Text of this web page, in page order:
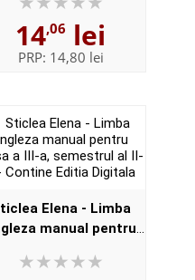
Digitala) - Sticlea
Elena
14,06 lei
PRP: 14,80 lei
Elena - Limba
manual pentru
II-a - Contine Editia